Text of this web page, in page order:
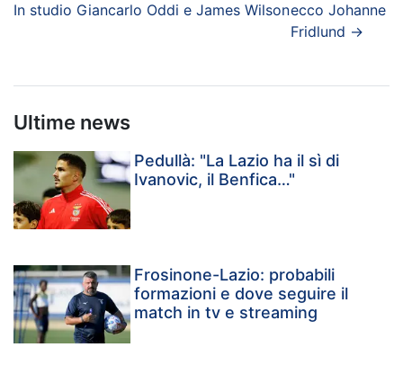
In studio Giancarlo Oddi e James Wilsonecco Johanne
Fridlund →
Ultime news
Pedullà: "La Lazio ha il sì di
Ivanovic, il Benfica…"
Frosinone-Lazio: probabili
formazioni e dove seguire il
match in tv e streaming